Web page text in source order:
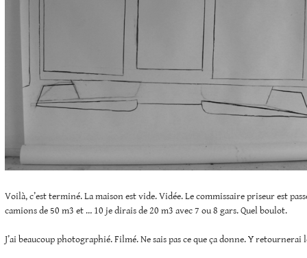
Voilà, c’est terminé. La maison est vide. Vidée. Le commissaire priseur est
camions de 50 m3 et … 10 je dirais de 20 m3 avec 7 ou 8 gars. Quel boulot.
J’ai beaucoup photographié. Filmé. Ne sais pas ce que ça donne. Y